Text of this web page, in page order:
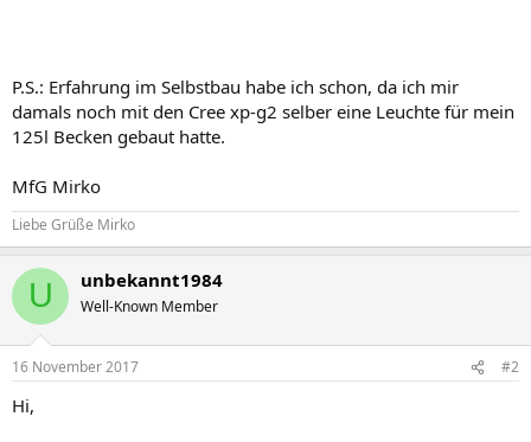
P.S.: Erfahrung im Selbstbau habe ich schon, da ich mir
damals noch mit den Cree xp-g2 selber eine Leuchte für mein
125l Becken gebaut hatte.
MfG Mirko
Liebe Grüße Mirko
U unbekannt1984
Well-Known Member
16 November 2017 #2
Hi,